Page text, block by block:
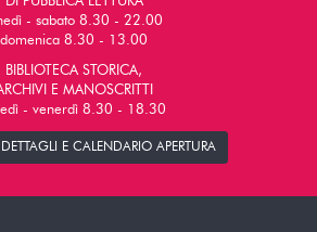
- sabato 8.30 - 22.00
domenica 8.30 - 13.00
BIBLIOTECA STORICA,
E MANOSCRITTI
- venerdì 8.30 - 18.30
E CALENDARIO APERTURA